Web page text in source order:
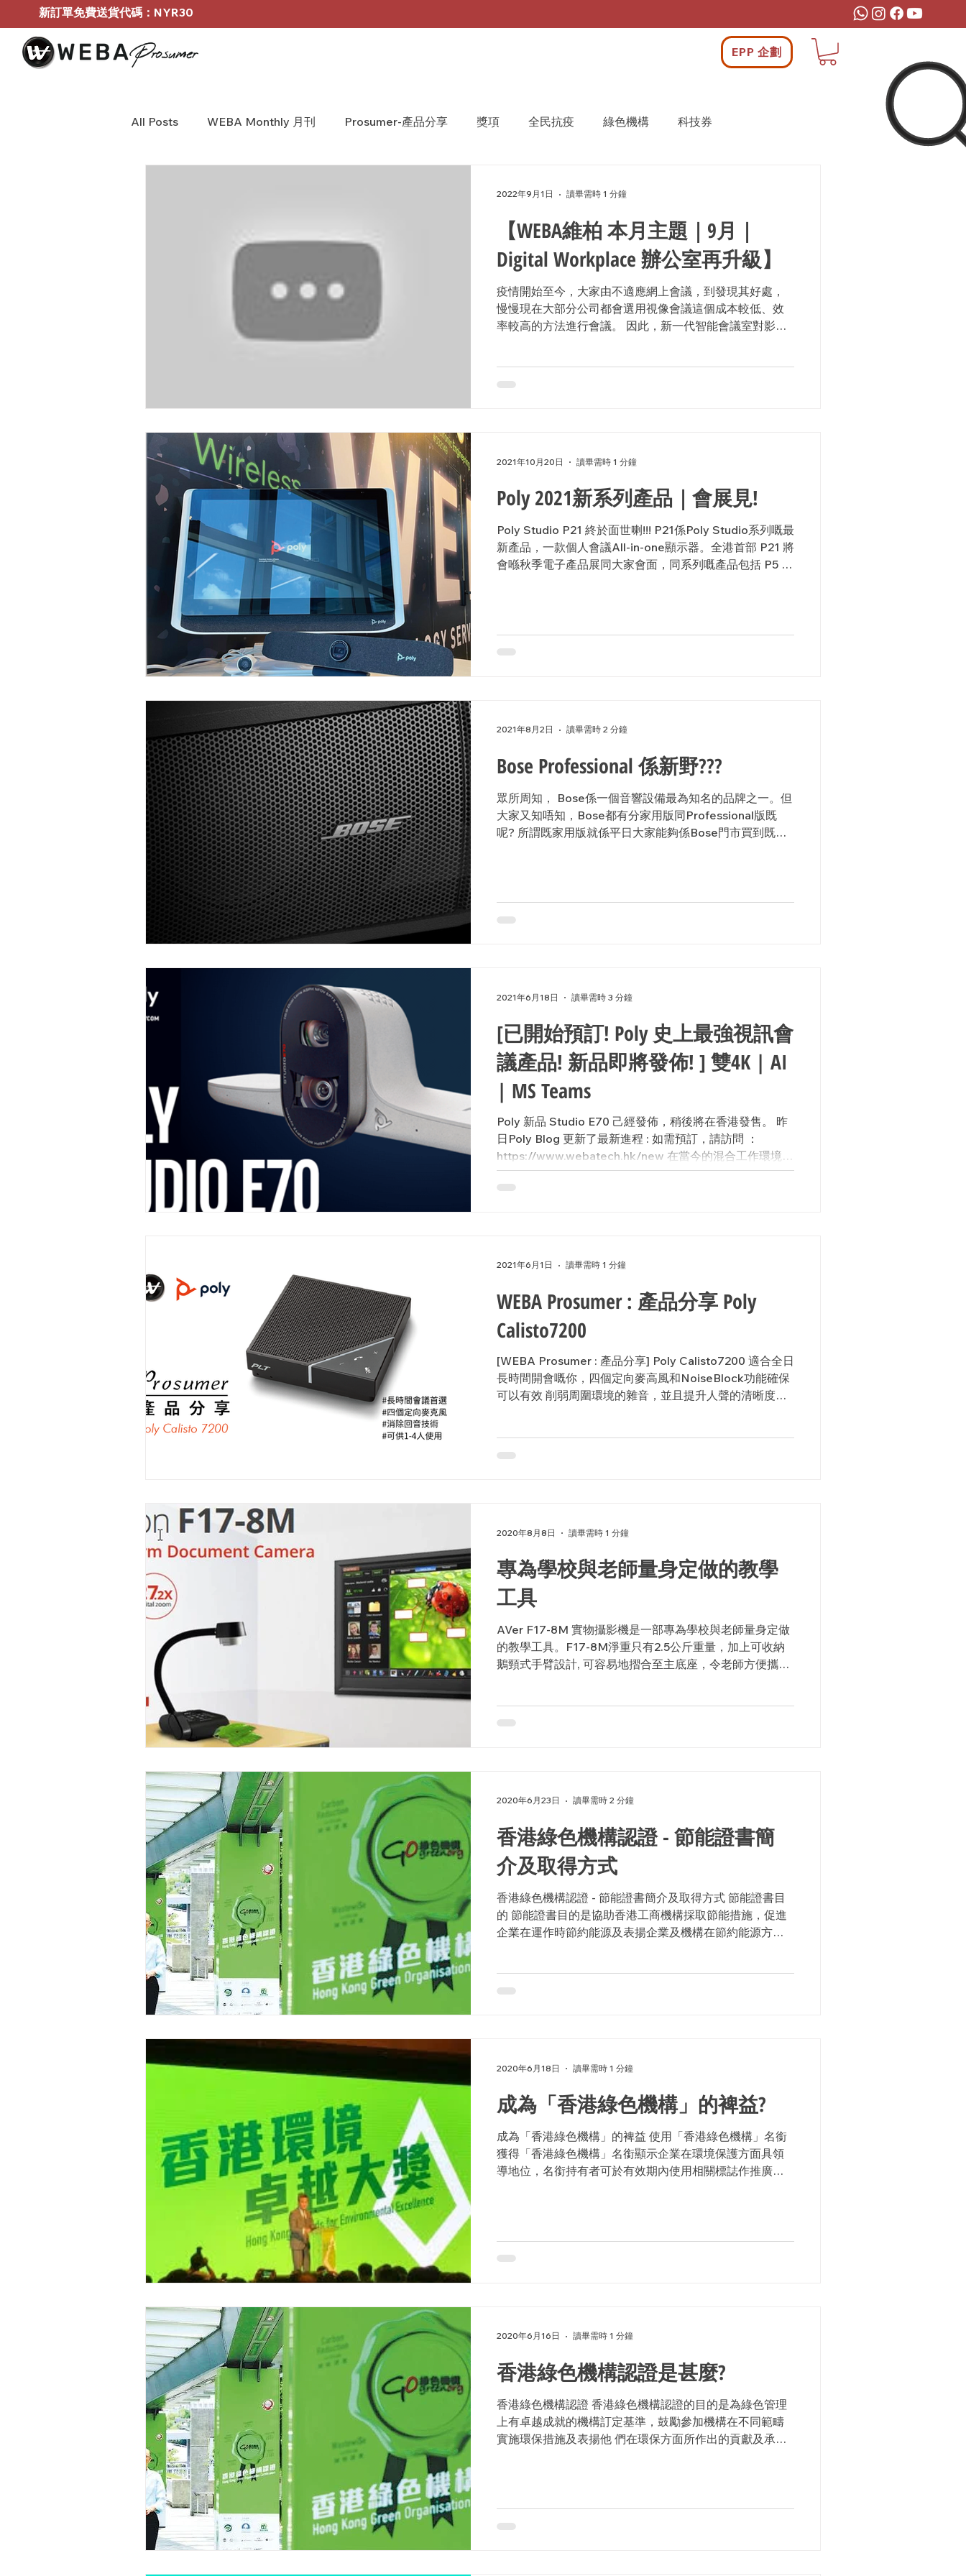
新訂單免費送貨代碼：NYR30
EPP 企劃
All Posts WEBA Monthly 月刊 Prosumer-產品分享 獎項 全民抗疫 綠色機構 科技券
【WEBA維柏 本月主題｜9月｜
Digital Workplace 辦公室再升級】
疫情開始至今，大家由不適應網上會議，到發現其好處，
慢慢現在大部分公司都會選用視像會議這個成本較低、效
率較高的方法進行會議。 因此，新一代智能會議室對影音
2022年9月1日 讀畢需時 1 分鐘
Poly 2021新系列產品｜會展見!
Poly Studio P21 終於面世喇!!! P21係Poly Studio系列嘅最
新產品，一款個人會議All-in-one顯示器。全港首部 P21 將
會喺秋季電子產品展同大家會面，同系列嘅產品包括 P5 同
2021年10月20日 讀畢需時 1 分鐘
Bose Professional 係新野???
眾所周知， Bose係一個音響設備最為知名的品牌之一。但
大家又知唔知，Bose都有分家用版同Professional版既
呢? 所謂既家用版就係平日大家能夠係Bose門市買到既耳
2021年8月2日 讀畢需時 2 分鐘
[已開始預訂! Poly 史上最強視訊會
議產品! 新品即將發佈! ] 雙4K | AI
| MS Teams
Poly 新品 Studio E70 己經發佈，稍後將在香港發售。 昨
日Poly Blog 更新了最新進程 : 如需預訂，請訪問 ：
https://www.webatech.hk/new 在當今的混合工作環境
中，無論在何處工作，遠程加入會議的參與者都感覺好像
與團隊成員坐在一...
2021年6月18日 讀畢需時 3 分鐘
WEBA Prosumer : 產品分享 Poly
Calisto7200
[WEBA Prosumer : 產品分享] Poly Calisto7200 適合全日
長時間開會嘅你，四個定向麥高風和NoiseBlock功能確保
可以有效 削弱周圍環境的雜音，並且提升人聲的清晰度，
2021年6月1日 讀畢需時 1 分鐘
專為學校與老師量身定做的教學
工具
AVer F17-8M 實物攝影機是一部專為學校與老師量身定做
的教學工具。F17-8M淨重只有2.5公斤重量，加上可收納
鵝頸式手臂設計, 可容易地摺合至主底座，令老師方便攜帶
2020年8月8日 讀畢需時 1 分鐘
香港綠色機構認證 - 節能證書簡
介及取得方式
香港綠色機構認證 - 節能證書簡介及取得方式 節能證書目
的 節能證書目的是協助香港工商機構採取節能措施，促進
企業在運作時節約能源及表揚企業及機構在節約能源方面
2020年6月23日 讀畢需時 2 分鐘
成為「香港綠色機構」的裨益?
成為「香港綠色機構」的裨益 使用「香港綠色機構」名銜
獲得「香港綠色機構」名銜顯示企業在環境保護方面具領
導地位，名銜持有者可於有效期內使用相關標誌作推廣和
2020年6月18日 讀畢需時 1 分鐘
香港綠色機構認證是甚麼?
香港綠色機構認證 香港綠色機構認證的目的是為綠色管理
上有卓越成就的機構訂定基準，鼓勵參加機構在不同範疇
實施環保措施及表揚他 們在環保方面所作出的貢獻及承
2020年6月16日 讀畢需時 1 分鐘